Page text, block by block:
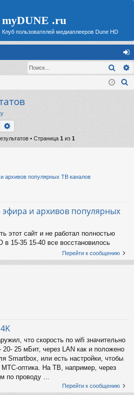
myDUNE .ru
Клуб пользователей медиаплееров Dune HD
хо
д
Поиск
• Страница 1 из 1
архивов популярных ТВ каналов
эфира и архивов популярных
этот сайт и не работал полностью
15-35 15-40 все восстановилось
Перейти к сообщению
что скорость по wifi значительно
25 мБит, через LAN как и положено
Smartbox, или есть настройки, чтобы
МТС-оптика. На ТВ, например, через
по проводу ...
Перейти к сообщению